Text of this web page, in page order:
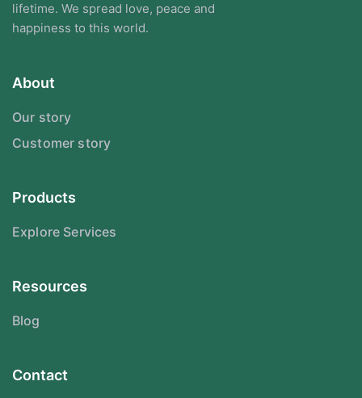
lifetime. We spread love, peace and
happiness to this world.
About
Our story
Customer story
Products
Explore Services
Resources
Blog
Contact